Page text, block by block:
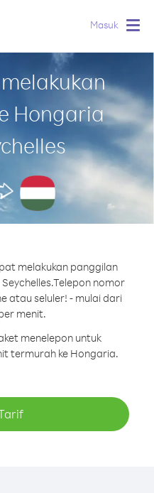
Masuk
Hongaria
melakukan panggilan
Telepon nomor
atau seluler! - mulai dari
menit.
menelepon untuk
termurah ke Hongaria.